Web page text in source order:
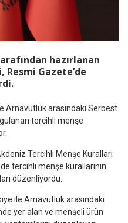
hazırlanan
Gazete’de
Arnavutlukarasındaki Serbest
tercihli menşe
Tercihli Menşe Kuralları
tercihli menşe kurallarının
düzenliyordu.
ile Arnavutluk arasındaki
yer alan ve menşeli ürün